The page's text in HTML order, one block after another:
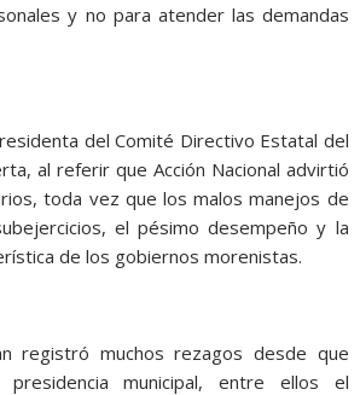
y no para atender las demandas
del Comité Directivo Estatal del
al referir que Acción Nacional advirtió
toda vez que los malos manejos de
el pésimo desempeño y la
de los gobiernos morenistas.
registró muchos rezagos desde que
municipal, entre ellos el